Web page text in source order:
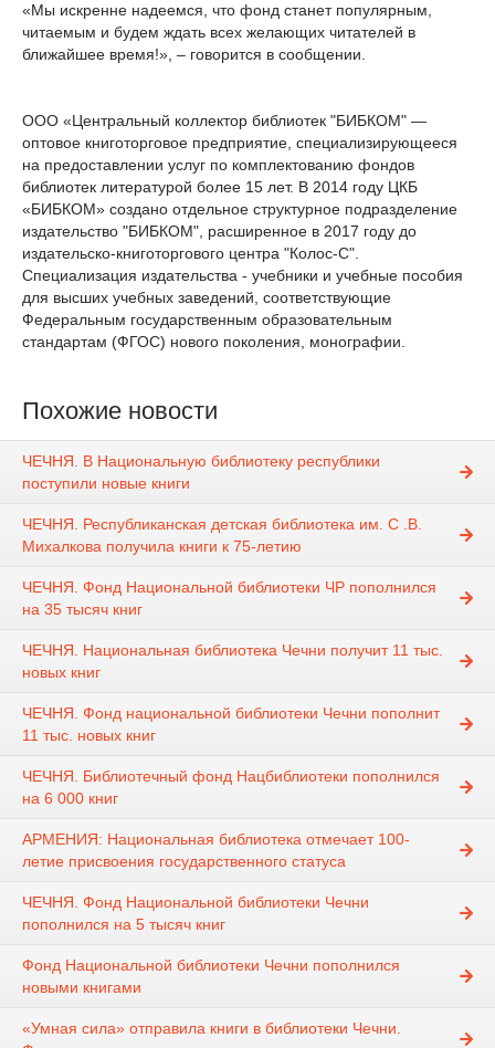
«Мы искренне надеемся, что фонд станет популярным,
читаемым и будем ждать всех желающих читателей в
ближайшее время!», – говорится в сообщении.
ООО «Центральный коллектор библиотек "БИБКОМ" —
оптовое книготорговое предприятие, специализирующееся
на предоставлении услуг по комплектованию фондов
библиотек литературой более 15 лет. В 2014 году ЦКБ
«БИБКОМ» создано отдельное структурное подразделение
издательство "БИБКОМ", расширенное в 2017 году до
издательско-книготоргового центра "Колос-С".
Специализация издательства - учебники и учебные пособия
для высших учебных заведений, соответствующие
Федеральным государственным образовательным
стандартам (ФГОС) нового поколения, монографии.
Похожие новости
ЧЕЧНЯ. В Национальную библиотеку республики
поступили новые книги
ЧЕЧНЯ. Республиканская детская библиотека им. С .В.
Михалкова получила книги к 75-летию
ЧЕЧНЯ. Фонд Национальной библиотеки ЧР пополнился
на 35 тысяч книг
ЧЕЧНЯ. Национальная библиотека Чечни получит 11 тыс.
новых книг
ЧЕЧНЯ. Фонд национальной библиотеки Чечни пополнит
11 тыс. новых книг
ЧЕЧНЯ. Библиотечный фонд Нацбиблиотеки пополнился
на 6 000 книг
АРМЕНИЯ: Национальная библиотека отмечает 100-
летие присвоения государственного статуса
ЧЕЧНЯ. Фонд Национальной библиотеки Чечни
пополнился на 5 тысяч книг
Фонд Национальной библиотеки Чечни пополнился
новыми книгами
«Умная сила» отправила книги в библиотеки Чечни.